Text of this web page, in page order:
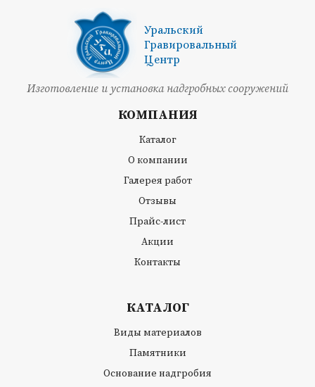
Уральский
Гравировальный
Центр
Изготовление и установка надгробных сооружений
КОМПАНИЯ
Каталог
О компании
Галерея работ
Отзывы
Прайс-лист
Акции
Контакты
КАТАЛОГ
Виды материалов
Памятники
Основание надгробия